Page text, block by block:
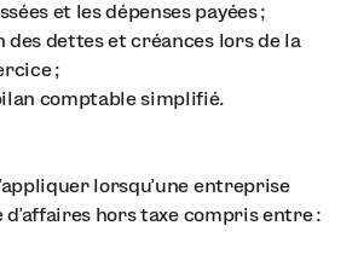
et les dépenses payées ;
des dettes et créances lors de la
;
comptable simplifié.
lorsqu’une entreprise
hors taxe compris entre :